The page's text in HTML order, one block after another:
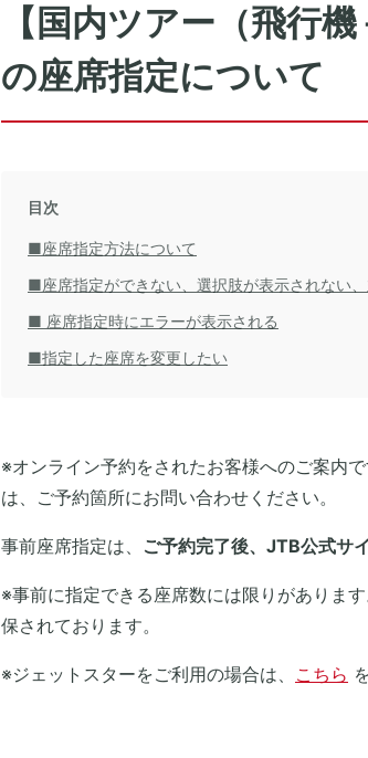
【国内ツアー（飛行
の座席指定について
目次
■座席指定方法について
■座席指定ができない、選択肢が表示されない
■ 座席指定時にエラーが表示される
■指定した座席を変更したい
※オンライン予約をされたお客様へのご案内
は、ご予約箇所にお問い合わせください。
事前座席指定は、 ご予約完了後、JTB公式サ
※事前に指定できる座席数には限りがありま
保されております。
※ジェットスターをご利用の場合は、 こちら